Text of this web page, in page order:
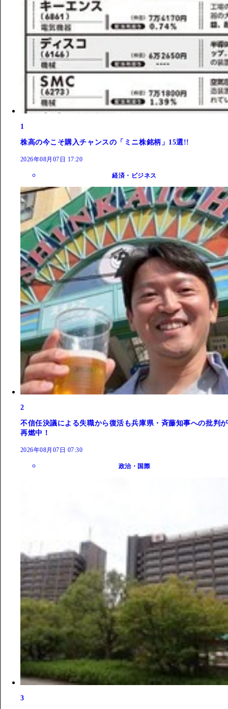
1
株高の今こそ購入チャンスの「ミニ株銘柄」15選!!
2026年08月07日 17:20
経済・ビジネス
2
不信任決議による失職から復活も兵庫県・斉藤知事への批判が
再燃中！
2026年08月07日 07:30
政治・国際
3